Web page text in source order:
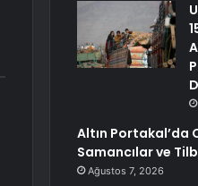
Altın Portakal’da
Samancılar ve
Ağustos 7, 2026